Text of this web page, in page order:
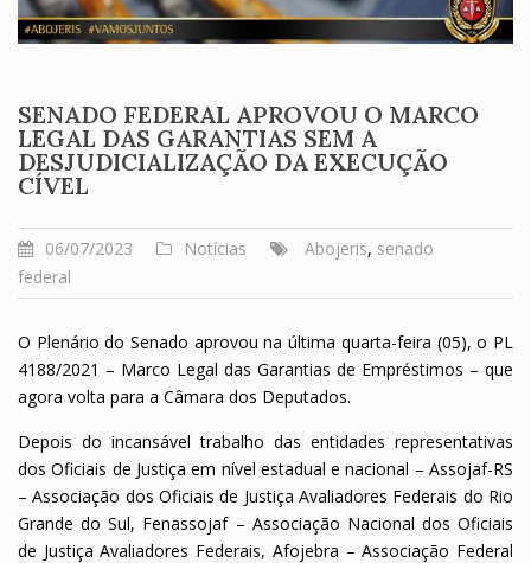
SENADO FEDERAL APROVOU O MARCO
LEGAL DAS GARANTIAS SEM A
DESJUDICIALIZAÇÃO DA EXECUÇÃO
CÍVEL
06/07/2023 Notícias Abojeris, senado
federal
O Plenário do Senado aprovou na última quarta-feira (05), o PL
4188/2021 – Marco Legal das Garantias de Empréstimos – que
agora volta para a Câmara dos Deputados.
Depois do incansável trabalho das entidades representativas
dos Oficiais de Justiça em nível estadual e nacional – Assojaf-RS
– Associação dos Oficiais de Justiça Avaliadores Federais do Rio
Grande do Sul, Fenassojaf – Associação Nacional dos Oficiais
de Justiça Avaliadores Federais, Afojebra – Associação Federal